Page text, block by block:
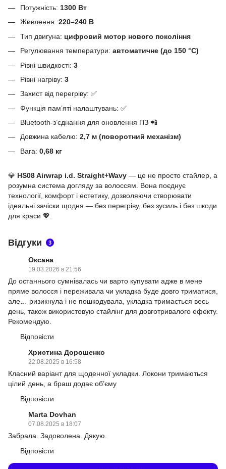
Потужність: 1300 Вт
Живлення: 220–240 В
Тип двигуна: цифровий мотор нового покоління
Регулювання температури: автоматичне (до 150 °C)
Рівні швидкості: 3
Рівні нагріву: 3
Захист від перегріву: ✅
Функція пам’яті налаштувань: ✅
Bluetooth-з’єднання для оновлення ПЗ 📲
Довжина кабелю: 2,7 м (поворотний механізм)
Вага: 0,68 кг
💎 HS08 Airwrap i.d. Straight+Wavy — це не просто стайлер, а
розумна система догляду за волоссям. Вона поєднує
технології, комфорт і естетику, дозволяючи створювати
ідеальні зачіски щодня — без перегріву, без зусиль і без шкоди
для краси 💖.
Відгуки 3
Оксана
19.03.2026 в 21:56
До останнього сумнівалась чи варто купувати адже в мене
пряме волосся і переживала чи укладка буде довго триматися,
але… ризикнула і не пошкодувала, укладка тримається весь
день, також використовую стайлінг для довготривалого ефекту.
Рекомендую.
Відповісти
Христина Дорошенко
22.08.2025 в 16:58
Класний варіант для щоденної укладки. Локони тримаються
цілий день, а браш додає об’єму
Відповісти
Marta Dovhan
07.08.2025 в 18:07
Забрала. Задоволена. Дякую.
Відповісти